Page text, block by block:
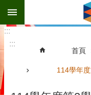
跳到主要內容區塊
:::
:::
首頁
114學年